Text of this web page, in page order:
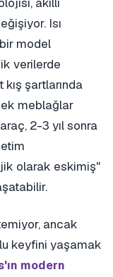
akıllı
Isı
model
verilerde
şartlarında
meblağlar
2-3 yıl sonra
olarak eskimiş"
ancak
keyfini yaşamak
modern